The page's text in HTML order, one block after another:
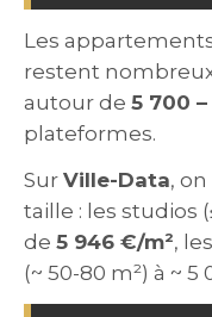
Les
restent
autour de 5 700
plateformes.
Sur Ville-Data,
taille : les studios
de 5 946 €/m²,
(~ 50-80 m²) à ~ 5